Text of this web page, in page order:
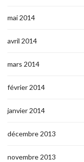
mai 2014
avril 2014
mars 2014
février 2014
janvier 2014
décembre 2013
novembre 2013